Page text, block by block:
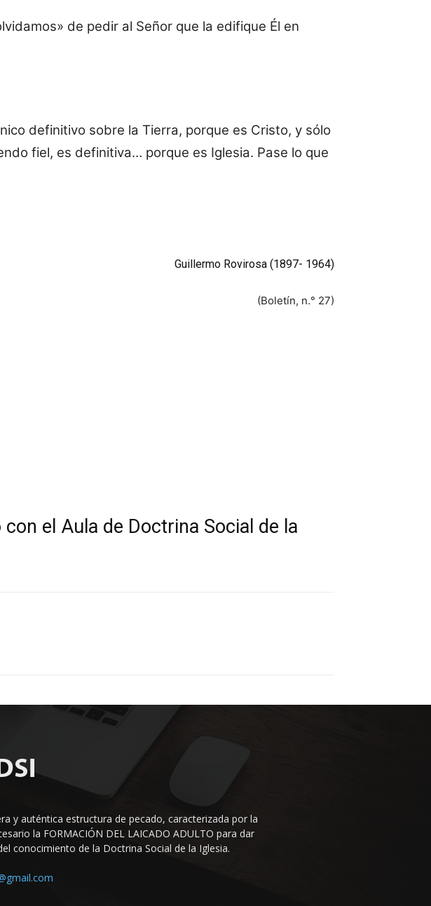
de pedir al Señor que la edifique Él en
definitivo sobre la Tierra, porque es Cristo, y sólo
fiel, es definitiva… porque es Iglesia. Pase lo que
Guillermo Rovirosa (1897- 1964)
(Boletín, n.° 27)
el Aula de Doctrina Social de la
y auténtica estructura de pecado, caracterizada por la
la FORMACIÓN DEL LAICADO ADULTO para dar
conocimiento de la Doctrina Social de la Iglesia.